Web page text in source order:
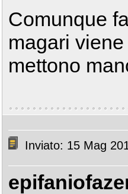
Comunque
magari
mettono
Inviato: 15 Mag